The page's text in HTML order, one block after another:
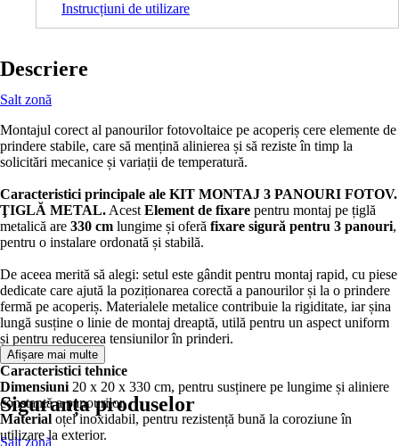
Instrucțiuni de utilizare
Descriere
Salt zonă
Montajul corect al panourilor fotovoltaice pe acoperiș cere elemente de
prindere stabile, care să mențină alinierea și să reziste în timp la
solicitări mecanice și variații de temperatură.
Caracteristici principale ale KIT MONTAJ 3 PANOURI FOTOV.
ŢIGLĂ METAL. Acest Element de fixare pentru montaj pe țiglă
metalică are 330 cm lungime și oferă fixare sigură pentru 3 panouri,
pentru o instalare ordonată și stabilă.
De aceea merită să alegi: setul este gândit pentru montaj rapid, cu piese
dedicate care ajută la poziționarea corectă a panourilor și la o prindere
fermă pe acoperiș. Materialele metalice contribuie la rigiditate, iar șina
lungă susține o linie de montaj dreaptă, utilă pentru un aspect uniform
și pentru reducerea tensiunilor în prinderi.
Caracteristici tehnice
Dimensiuni 20 x 20 x 330 cm, pentru susținere pe lungime și aliniere
constantă a panourilor.
Material oțel inoxidabil, pentru rezistență bună la coroziune în
utilizare la exterior.
Afișare mai multe
Siguranța produselor
Salt zonă